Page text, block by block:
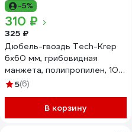
-5%
310 ₽
325 ₽
Дюбель-гвоздь Tech-Krep
6x60 мм, грибовидная
манжета, полипропилен, 100
шт. 154265
5(6)
В корзину